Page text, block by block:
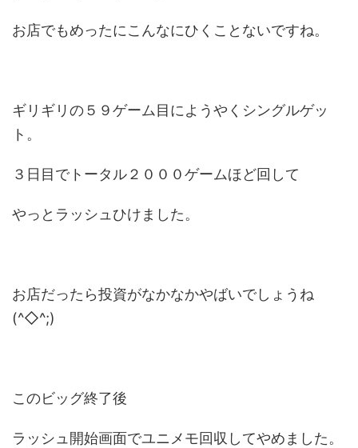
お店でもめったにこんなにひくことないですね。
ギリギリの５９ゲーム目にようやくシングルゲッ
ト。
３日目でトータル２０００ゲームほど回して
やっとラッシュひけました。
お店だったら投資がなかなかやばいでしょうね
(^◇^;)
このビッグ終了後
ラッシュ開始画面でユニメモ回収してやめました。